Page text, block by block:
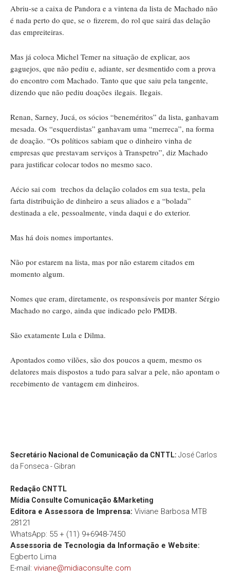
Abriu-se a caixa de Pandora e a vintena da lista de Machado não
é nada perto do que, se o fizerem, do rol que sairá das delação
das empreiteiras.
Mas já coloca Michel Temer na situação de explicar, aos
gaguejos, que não pediu e, adiante, ser desmentido com a prova
do encontro com Machado. Tanto que que saiu pela tangente,
dizendo que não pediu doações ilegais. Ilegais.
Renan, Sarney, Jucá, os sócios “beneméritos” da lista, ganhavam
mesada. Os “esquerdistas” ganhavam uma “merreca”, na forma
de doação. “Os políticos sabiam que o dinheiro vinha de
empresas que prestavam serviços à Transpetro”, diz Machado
para justificar colocar todos no mesmo saco.
Aécio sai com trechos da delação colados em sua testa, pela
farta distribuição de dinheiro a seus aliados e a “bolada”
destinada a ele, pessoalmente, vinda daqui e do exterior.
Mas há dois nomes importantes.
Não por estarem na lista, mas por não estarem citados em
momento algum.
Nomes que eram, diretamente, os responsáveis por manter Sérgio
Machado no cargo, ainda que indicado pelo PMDB.
São exatamente Lula e Dilma.
Apontados como vilões, são dos poucos a quem, mesmo os
delatores mais dispostos a tudo para salvar a pele, não apontam o
recebimento de vantagem em dinheiros.
Secretário Nacional de Comunicação da CNTTL: José Carlos
da Fonseca - Gibran
Redação CNTTL
Mídia Consulte Comunicação &Marketing
Editora e Assessora de Imprensa: Viviane Barbosa MTB
28121
WhatsApp: 55 + (11) 9+6948-7450
Assessoria de Tecnologia da Informação e Website:
Egberto Lima
E-mail: viviane@midiaconsulte.com